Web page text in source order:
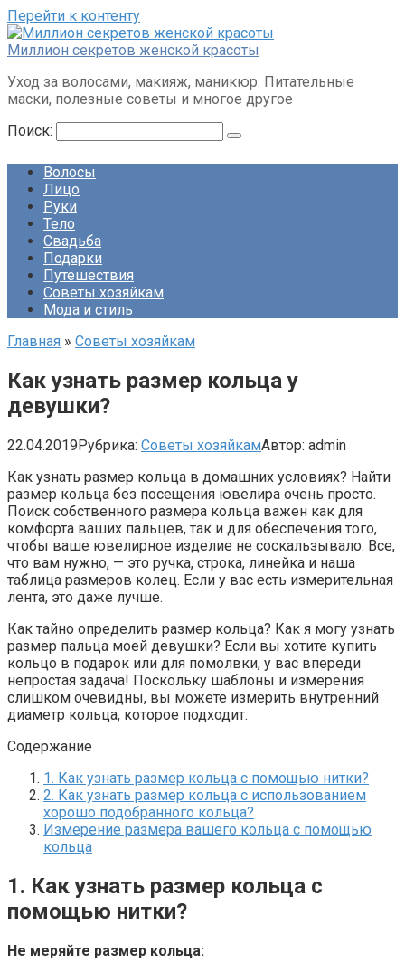
Перейти к контенту
Миллион секретов женской красоты
Уход за волосами, макияж, маникюр. Питательные
маски, полезные советы и многое другое
Поиск:
Волосы
Лицо
Руки
Тело
Свадьба
Подарки
Путешествия
Советы хозяйкам
Мода и стиль
Главная » Советы хозяйкам
Как узнать размер кольца у
девушки?
22.04.2019Рубрика: Советы хозяйкамАвтор: admin
Как узнать размер кольца в домашних условиях? Найти
размер кольца без посещения ювелира очень просто.
Поиск собственного размера кольца важен как для
комфорта ваших пальцев, так и для обеспечения того,
чтобы ваше ювелирное изделие не соскальзывало. Все,
что вам нужно, — это ручка, строка, линейка и наша
таблица размеров колец. Если у вас есть измерительная
лента, это даже лучше.
Как тайно определить размер кольца? Как я могу узнать
размер пальца моей девушки? Если вы хотите купить
кольцо в подарок или для помолвки, у вас впереди
непростая задача! Поскольку шаблоны и измерения
слишком очевидны, вы можете измерить внутренний
диаметр кольца, которое подходит.
Содержание
1. Как узнать размер кольца с помощью нитки?
2. Как узнать размер кольца с использованием
хорошо подобранного кольца?
Измерение размера вашего кольца с помощью
кольца
1. Как узнать размер кольца с
помощью нитки?
Не меряйте размер кольца: